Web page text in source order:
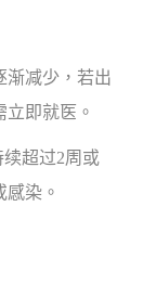
减少，若出
即就医。
超过2周或
染。